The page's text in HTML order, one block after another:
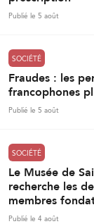
Publié le 5 août
SOCIÉTÉ
Fraudes : les
francophones
Publié le 5 août
SOCIÉTÉ
Le Musée de
recherche les
membres
Publié le 4 août